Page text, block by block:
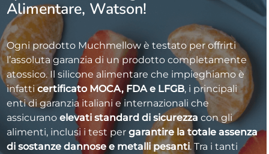
Alimentare, Watson!
Ogni prodotto Muchmellow è testato per offrirti
l’assoluta garanzia di un prodotto completamente
atossico. Il silicone alimentare che impieghiamo è
infatticertificato MOCA, FDA e LFGB, i principali
enti di garanzia italiani e internazionali che
assicuranoelevati standard di sicurezza con gli
alimenti, inclusi i test pergarantire la totale assenza
di sostanze dannose e metalli pesanti. Tra i tanti